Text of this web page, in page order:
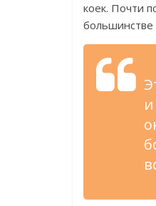
коек. Почти
большинстве